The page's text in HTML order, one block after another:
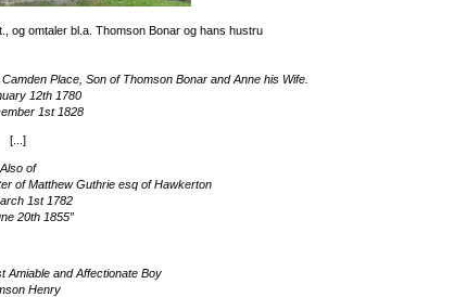
og omtaler bl.a. Thomson Bonar og hans hustru
Camden Place, Son of Thomson Bonar and Anne his Wife.
12th 1780
1st 1828
[...]
Also of
of Matthew Guthrie esq of Hawkerton
1st 1782
20th 1855”
Amiable and Affectionate Boy
Henry